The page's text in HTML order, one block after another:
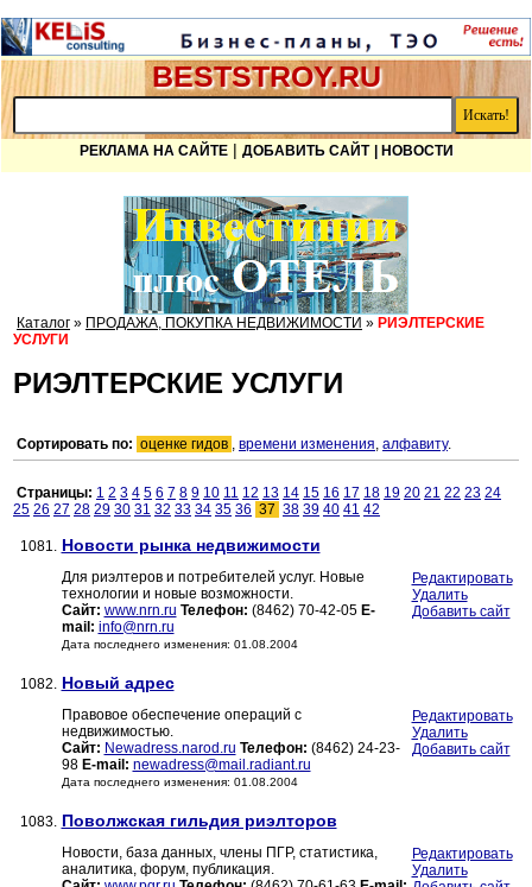
BESTSTROY.RU
РЕКЛАМА НА САЙТЕ| ДОБАВИТЬ САЙТ | НОВОСТИ
Каталог » ПРОДАЖА, ПОКУПКА НЕДВИЖИМОСТИ » РИЭЛТЕРСКИЕ
УСЛУГИ
РИЭЛТЕРСКИЕ УСЛУГИ
Сортировать по: оценке гидов , времени изменения, алфавиту.
Страницы: 1 2 3 4 5 6 7 8 9 10 11 12 13 14 15 16 17 18 19 20 21 22 23 24
25 26 27 28 29 30 31 32 33 34 35 36 37 38 39 40 41 42
1081. Новости рынка недвижимости
Для риэлтеров и потребителей услуг. Новые
технологии и новые возможности.
Сайт: www.nrn.ru Телефон: (8462) 70-42-05 E-
mail: info@nrn.ru
Дата последнего изменения: 01.08.2004
Редактировать
Удалить
Добавить сайт
1082. Новый адрес
Правовое обеспечение операций с
недвижимостью.
Сайт: Newadress.narod.ru Телефон: (8462) 24-23-
98 E-mail: newadress@mail.radiant.ru
Дата последнего изменения: 01.08.2004
Редактировать
Удалить
Добавить сайт
1083. Поволжская гильдия риэлторов
Новости, база данных, члены ПГР, статистика,
аналитика, форум, публикация.
Редактировать
Удалить